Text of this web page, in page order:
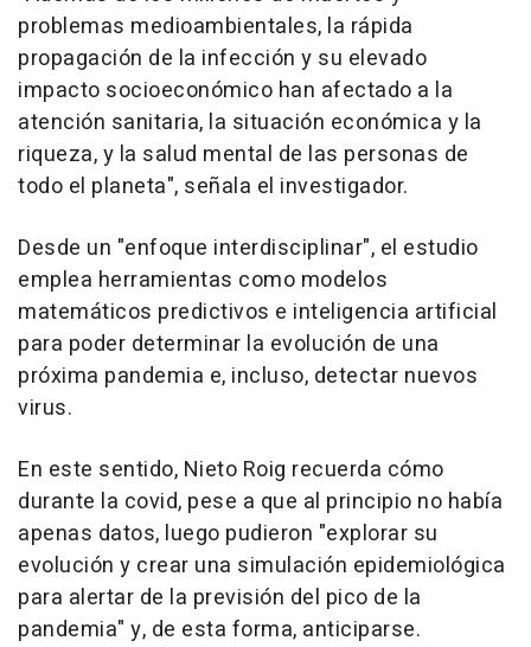
problemas medioambientales, la rápida
propagación de la infección y su elevado
impacto socioeconómico han afectado a la
atención sanitaria, la situación económica y la
riqueza, y la salud mental de las personas de
todo el planeta", señala el investigador.
Desde un "enfoque interdisciplinar", el estudio
emplea herramientas como modelos
matemáticos predictivos e inteligencia artificial
para poder determinar la evolución de una
próxima pandemia e, incluso, detectar nuevos
virus.
En este sentido, Nieto Roig recuerda cómo
durante la covid, pese a que al principio no había
apenas datos, luego pudieron "explorar su
evolución y crear una simulación epidemiológica
para alertar de la previsión del pico de la
pandemia" y, de esta forma, anticiparse.